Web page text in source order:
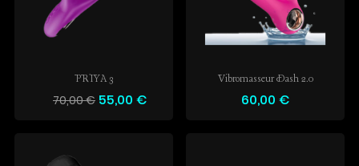
PRIYA 3
70,00 € 55,00 €
Vibromasseur Dash 2.0
60,00 €